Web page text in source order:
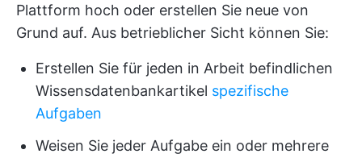
Plattform hoch oder erstellen Sie neue von
Grund auf. Aus betrieblicher Sicht können Sie:
Erstellen Sie für jeden in Arbeit befindlichen
Wissensdatenbankartikel spezifische
Aufgaben
Weisen Sie jeder Aufgabe ein oder mehrere